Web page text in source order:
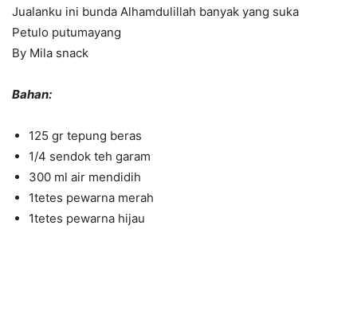
Jualanku ini bunda Alhamdulillah banyak yang suka
Petulo putumayang
By Mila snack
Bahan:
125 gr tepung beras
1/4 sendok teh garam
300 ml air mendidih
1tetes pewarna merah
1tetes pewarna hijau